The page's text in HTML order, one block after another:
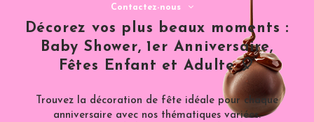
Contactez-nous
Décorez vos plus beaux moments :
Baby Shower, 1er Anniversaire,
Fêtes Enfant et Adulte 🎈
Trouvez la décoration de fête idéale pour chaque
anniversaire avec nos thématiques variées.